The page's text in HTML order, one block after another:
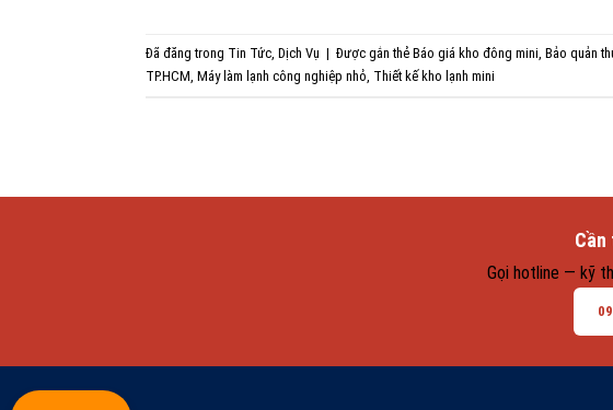
Đã đăng trong Tin Tức, Dịch Vụ | Được gắn thẻ Báo giá kho đông mini, Bảo quản
TP.HCM, Máy làm lạnh công nghiệp nhỏ, Thiết kế kho lạnh mini
Cần
Gọi hotline — kỹ